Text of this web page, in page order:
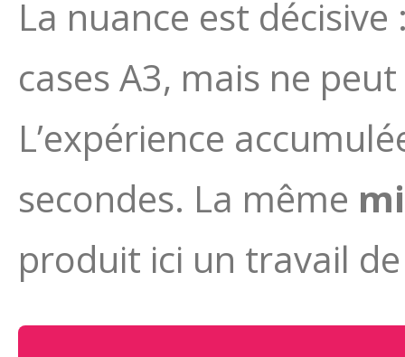
La nuance est
cases A3, mais ne
L’expérience
secondes. La même
produit ici un travail